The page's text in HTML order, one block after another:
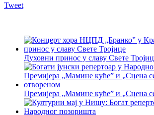
Tweet
Духовни принос у славу Свете
Премијера „Мамине куће” и „Сцена